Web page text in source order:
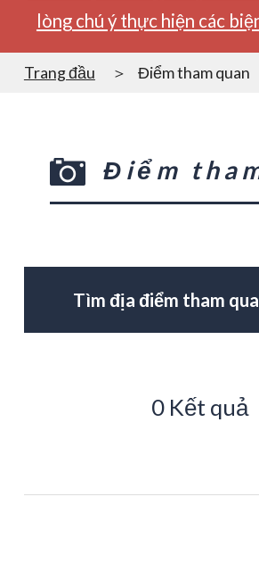
lòng chú ý thực hiện các
Trang đầu Điểm tham quan
Điểm
Tìm địa điểm tham
0 Kết quả